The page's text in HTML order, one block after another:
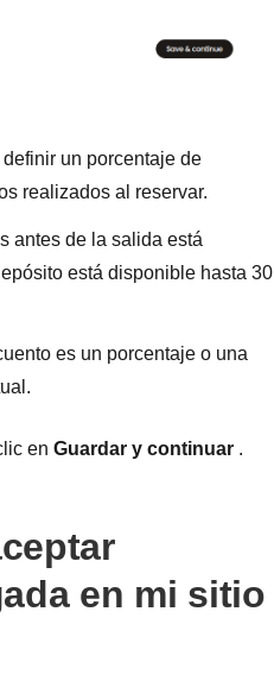
definir un porcentaje de
realizados al reservar.
antes de la salida está
está disponible hasta 30
es un porcentaje o una
en Guardar y continuar .
en mi sitio